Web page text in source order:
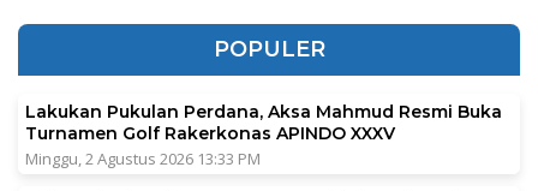
POPULER
Lakukan Pukulan Perdana, Aksa Mahmud Resmi Buka
Turnamen Golf Rakerkonas APINDO XXXV
Minggu, 2 Agustus 2026 13:33 PM